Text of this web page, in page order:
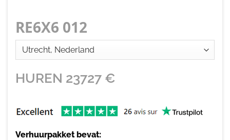
RE6X6 012
HUREN 23727 €
Verhuurpakket bevat: